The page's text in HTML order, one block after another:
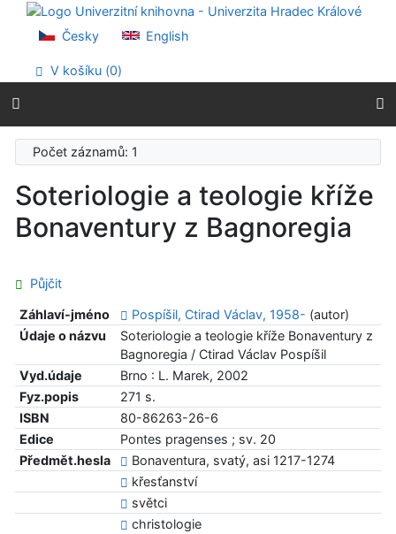
Přejít na obsah
Přejít na menu
Prohlášení o webové přístupnosti
Česky English
V košíku (0)
Počet záznamů: 1
Soteriologie a teologie kříže
Bonaventury z Bagnoregia
Půjčit
Záhlaví-jméno Pospíšil, Ctirad Václav, 1958- (autor)
Údaje o názvu
Soteriologie a teologie kříže Bonaventury z
Bagnoregia / Ctirad Václav Pospíšil
Vyd.údaje
Brno : L. Marek, 2002
Fyz.popis
271 s.
ISBN
80-86263-26-6
Edice
Pontes pragenses ; sv. 20
Předmět.hesla
Bonaventura, svatý, asi 1217-1274
křesťanství
světci
christologie